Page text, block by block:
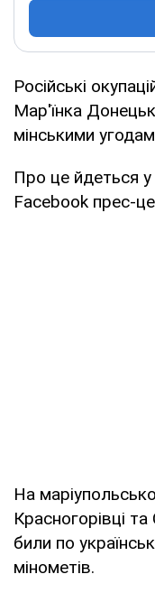
Російські
Мар'їнка
мінськими
Про це йдеться у
Facebook прес-
На
Красногорівці
били по
мінометів.